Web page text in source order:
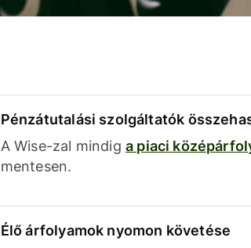
Pénzátutalási szolgáltatók
A Wise-zal mindig a piaci
mentesen.
Élő árfolyamok nyomon követése